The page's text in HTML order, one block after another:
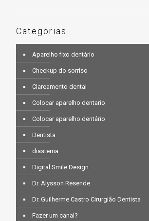
Categorias
Aparelho fixo dentário
Checkup do sorriso
Clareamento dental
Colocar aparelho dentario
Colocar aparelho dentário
Dentista
diastema
Digital Smile Design
Dr. Alysson Resende
Dr. Guilherme Castro Cirurgião Dentista
Fazer um canal?